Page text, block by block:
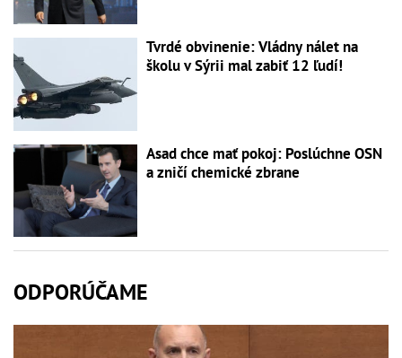
Tvrdé obvinenie: Vládny nálet na
školu v Sýrii mal zabiť 12 ľudí!
Asad chce mať pokoj: Poslúchne OSN
a zničí chemické zbrane
ODPORÚČAME